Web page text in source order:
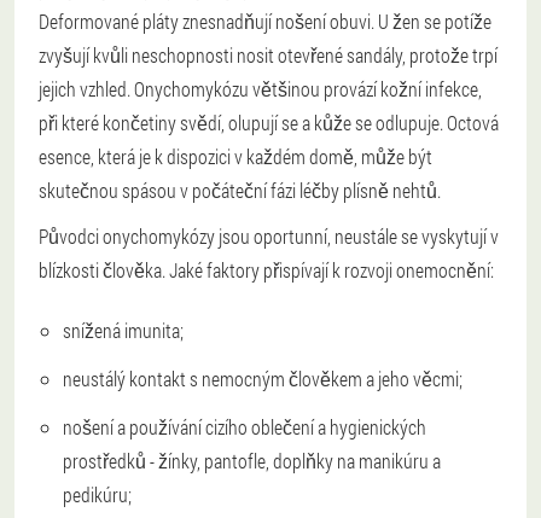
Deformované pláty znesnadňují nošení obuvi. U žen se potíže
zvyšují kvůli neschopnosti nosit otevřené sandály, protože trpí
jejich vzhled. Onychomykózu většinou provází kožní infekce,
při které končetiny svědí, olupují se a kůže se odlupuje. Octová
esence, která je k dispozici v každém domě, může být
skutečnou spásou v počáteční fázi léčby plísně nehtů.
Původci onychomykózy jsou oportunní, neustále se vyskytují v
blízkosti člověka. Jaké faktory přispívají k rozvoji onemocnění:
snížená imunita;
neustálý kontakt s nemocným člověkem a jeho věcmi;
nošení a používání cizího oblečení a hygienických
prostředků - žínky, pantofle, doplňky na manikúru a
pedikúru;